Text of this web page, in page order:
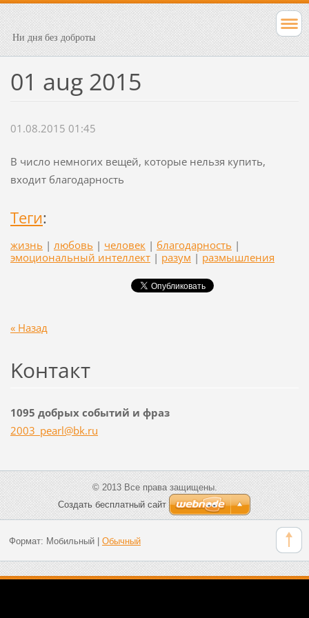
Ни дня без доброты
01 aug 2015
01.08.2015 01:45
В число немногих вещей, которые нельзя купить,
входит благодарность
Теги:
жизнь | любовь | человек | благодарность |
эмоциональный интеллект | разум | размышления
« Назад
Koнтакт
1095 добрых событий и фраз
2003_pearl@bk.ru
© 2013 Все права защищены.
Создать бесплатный сайт
Формат: Мобильный| Обычный